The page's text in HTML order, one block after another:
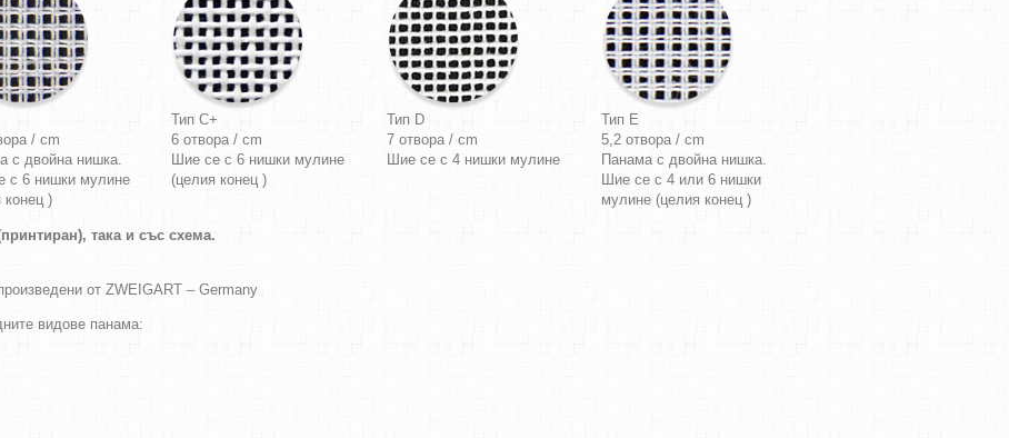
/ cm
с двойна нишка.
с 6 нишки мулине
конец )
Тип C+
6 отвора / cm
Шие се с 6 нишки мулине
(целия конец )
Тип D
7 отвора / cm
Шие се с 4 нишки мулине
Тип E
5,2 отвора / cm
Панама с двойна нишка.
Шие се с 4 или 6 нишки
мулине (целия конец )
така и със схема.
от ZWEIGART – Germany
видове панама: